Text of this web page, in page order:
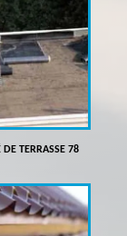
DE TERRASSE 78